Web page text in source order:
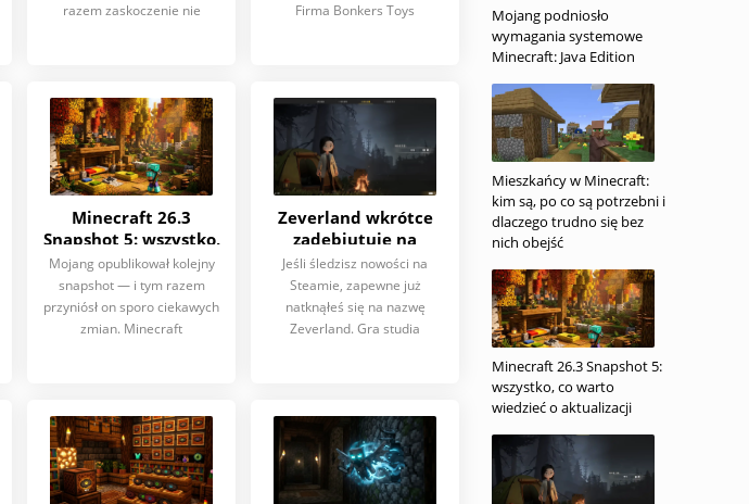
razem zaskoczenie nie
Firma Bonkers Toys
Minecraft 26.3
Snapshot 5: wszystko,
co warto wiedzieć o
aktualizacji
Mojang opublikował kolejny
snapshot — i tym razem
przyniósł on sporo ciekawych
zmian. Minecraft
Zeverland wkrótce
zadebiutuje na
Steamie: czym ta gra
przypomina
Minecrafta — a czym
zasadniczo się różni
Jeśli śledzisz nowości na
Steamie, zapewne już
natknąłeś się na nazwę
Zeverland. Gra studia
Mojang podniosło
wymagania systemowe
Minecraft: Java Edition
Mieszkańcy w Minecraft:
kim są, po co są potrzebni i
dlaczego trudno się bez
nich obejść
Minecraft 26.3 Snapshot 5:
wszystko, co warto
wiedzieć o aktualizacji